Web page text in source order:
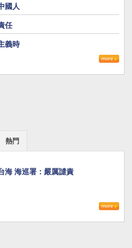
國人
任
義時
熱門
海 海巡署：嚴厲譴責